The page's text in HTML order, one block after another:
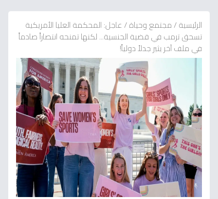
الرئيسية/مجتمع وحياة/عاجل: المحكمة العليا الأمريكية
تسحق ترمب في قضية الجنسية... لكنها تمنحه انتصاراً صادماً
في ملف آخر يثير جدلاً دولياً!